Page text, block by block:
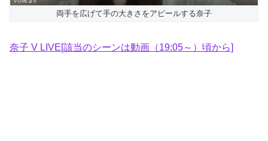
両手を広げて手の大きさをアピールする奈子
奈子 V LIVE[該当のシーンは動画（19:05～）頃から]